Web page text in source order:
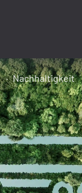
Nachhaltigkeit